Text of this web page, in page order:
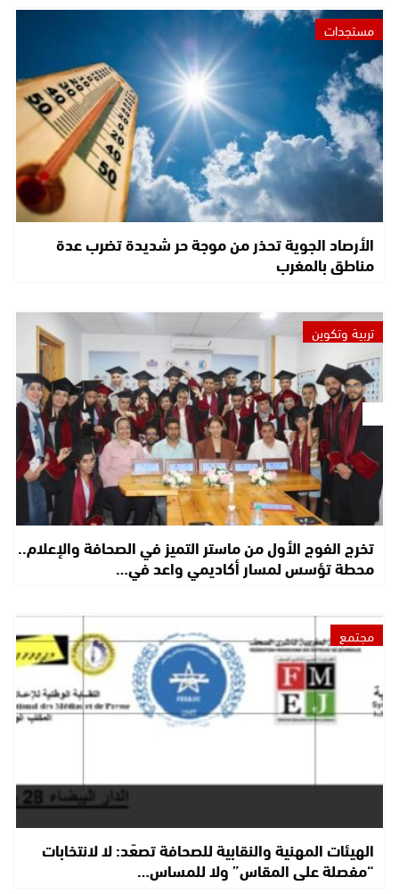
مستجدات
الأرصاد الجوية تحذر من موجة حر شديدة تضرب عدة
مناطق بالمغرب
تربية وتكوين
تخرج الفوج الأول من ماستر التميز في الصحافة والإعلام..
محطة تؤسس لمسار أكاديمي واعد في…
مجتمع
الهيئات المهنية والنقابية للصحافة تصعّد: لا لانتخابات
“مفصلة على المقاس” ولا للمساس…